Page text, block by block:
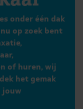
onder één dak
op zoek bent
of huren, wij
het gemak
jouw